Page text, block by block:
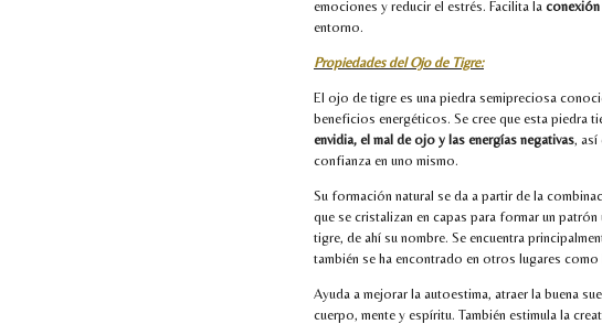
emociones y reducir el estrés. Facilita la
entorno.
Propiedades del Ojo de Tigre:
El ojo de tigre es una piedra semipreciosa
beneficios energéticos. Se cree que esta piedra
envidia, el mal de ojo y las energías negativas,
confianza en uno mismo.
Su formación natural se da a partir de la
que se cristalizan en capas para formar un
tigre, de ahí su nombre. Se encuentra
también se ha encontrado en otros lugares
Ayuda a mejorar la autoestima, atraer la buena
cuerpo, mente y espíritu. También estimula la